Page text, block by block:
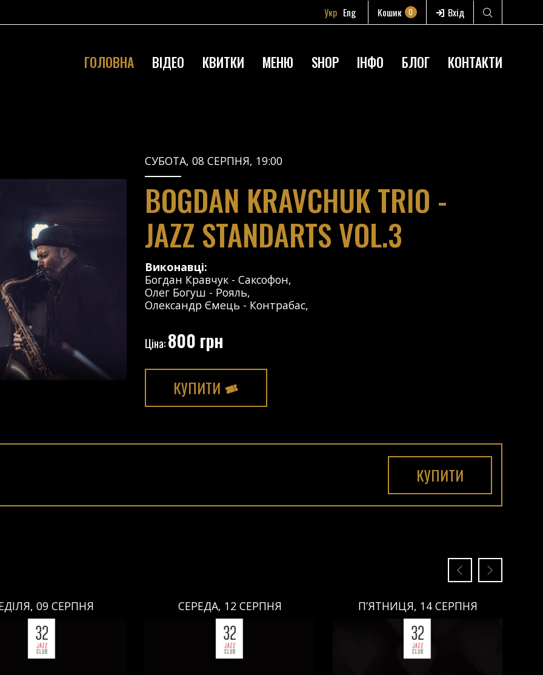
Укр Eng Кошик 0 Вхід
ГОЛОВНА ВІДЕО КВИТКИ МЕНЮ SHOP ІНФО БЛОГ КОНТАКТИ
СУБОТА, 08 СЕРПНЯ, 19:00
BOGDAN KRAVCHUK TRIO -
JAZZ STANDARTS VOL.3
Виконавці:
Богдан Кравчук - Саксофон,
Олег Богуш - Рояль,
Олександр Ємець - Контрабас,
Ціна:800 грн
КУПИТИ
КУПИТИ
09 СЕРПНЯ СЕРЕДА, 12 СЕРПНЯ П’ЯТНИЦЯ, 14 СЕРПНЯ
П’ЯТНИЦЯ, 14 СЕРПНЯ